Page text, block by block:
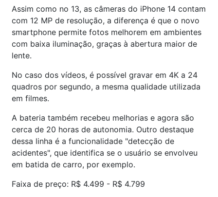
Assim como no 13, as câmeras do iPhone 14 contam
com 12 MP de resolução, a diferença é que o novo
smartphone permite fotos melhorem em ambientes
com baixa iluminação, graças à abertura maior de
lente.
No caso dos vídeos, é possível gravar em 4K a 24
quadros por segundo, a mesma qualidade utilizada
em filmes.
A bateria também recebeu melhorias e agora são
cerca de 20 horas de autonomia. Outro destaque
dessa linha é a funcionalidade "detecção de
acidentes", que identifica se o usuário se envolveu
em batida de carro, por exemplo.
Faixa de preço: R$ 4.499 - R$ 4.799